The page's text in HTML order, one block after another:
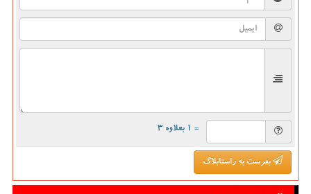
= ۱ بعلاوه ۳
بفرست به راستابلاگ